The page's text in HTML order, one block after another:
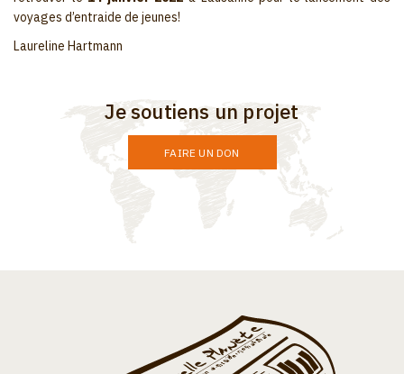
voyages d’entraide de jeunes!
Laureline Hartmann
Je soutiens un projet
FAIRE UN DON